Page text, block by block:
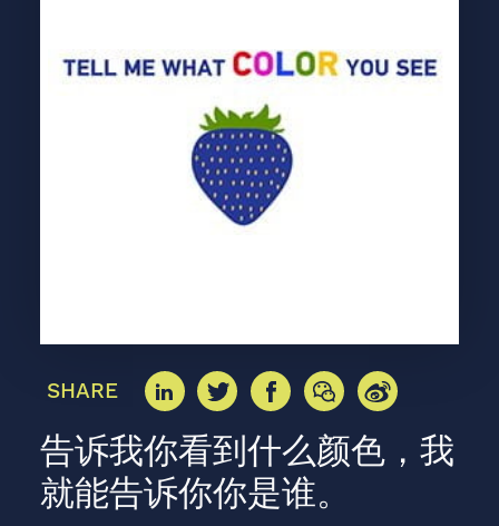
SHARE
告诉我你看到什么颜色，我
就能告诉你你是谁。